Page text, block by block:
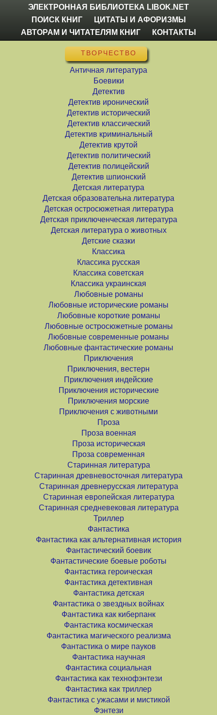
ЭЛЕКТРОННАЯ БИБЛИОТЕКА LIBOK.NET
ПОИСК КНИГ
ЦИТАТЫ И АФОРИЗМЫ
АВТОРАМ И ЧИТАТЕЛЯМ КНИГ
КОНТАКТЫ
ТВОРЧЕСТВО
Античная литература
Боевики
Детектив
Детектив иронический
Детектив исторический
Детектив классический
Детектив криминальный
Детектив крутой
Детектив политический
Детектив полицейский
Детектив шпионский
Детская литература
Детская образовательна литература
Детская остросюжетная литература
Детская приключенческая литература
Детская литература о животных
Детские сказки
Классика
Классика русская
Классика советская
Классика украинская
Любовные романы
Любовные исторические романы
Любовные короткие романы
Любовные остросюжетные романы
Любовные современные романы
Любовные фантастические романы
Приключения
Приключения, вестерн
Приключения индейские
Приключения исторические
Приключения морские
Приключения с животными
Проза
Проза военная
Проза историческая
Проза современная
Старинная литература
Старинная древневосточная литература
Старинная древнерусская литература
Старинная европейская литература
Старинная средневековая литература
Триллер
Фантастика
Фантастика как альтернативная история
Фантастический боевик
Фантастические боевые роботы
Фантастика героическая
Фантастика детективная
Фантастика детская
Фантастика о звездных войнах
Фантастика как киберпанк
Фантастика космическая
Фантастика магического реализма
Фантастика о мире пауков
Фантастика научная
Фантастика социальная
Фантастика как технофэнтези
Фантастика как триллер
Фантастика с ужасами и мистикой
Фэнтези